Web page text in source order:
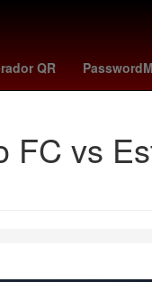
QR
cartagena - américa
vs